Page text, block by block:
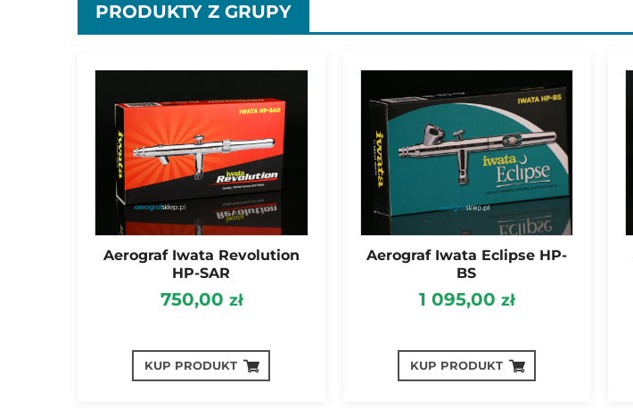
PRODUKTY Z GRUPY
Aerograf Iwata Revolution
HP-SAR
750,00 zł
KUP PRODUKT
Aerograf Iwata Eclipse HP-
BS
1 095,00 zł
KUP PRODUKT